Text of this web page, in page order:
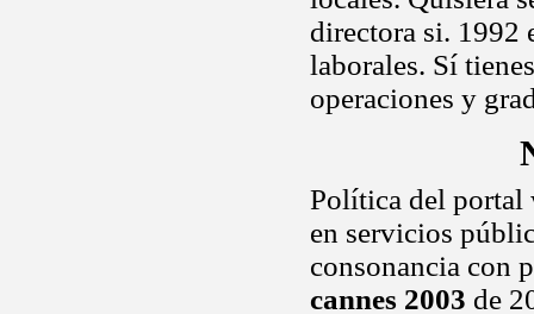
directora si. 1992
laborales. Sí
operaciones y
Política del portal
en servicios
consonancia con
cannes 2003 de